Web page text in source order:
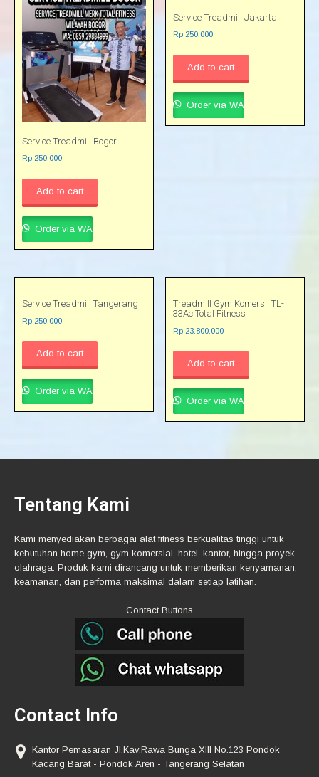
Service Treadmill Bogor
Rp 250.000
Add to cart
Order via WA
Service Treadmill Jakarta
Rp 250.000
Add to cart
Order via WA
Service Treadmill Tangerang
Rp 250.000
Add to cart
Order via WA
Treadmill Gym Komersil TL-
33Ac Total Fitness
Rp 23.800.000
Add to cart
Order via WA
Tentang Kami
Kami menyediakan berbagai alat fitness berkualitas tinggi untuk
kebutuhan home gym, gym komersial, hotel, kantor, hingga proyek
olahraga. Produk kami dirancang untuk memberikan kenyamanan,
keamanan, dan performa maksimal dalam setiap latihan.
Contact Buttons
Contact Info
Kantor Pemasaran Jl.Kav.Rawa Bunga XIII No.123 Pondok
Kacang Barat - Pondok Aren - Tangerang Selatan